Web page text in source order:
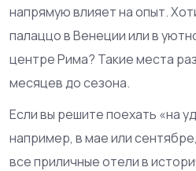
напрямую влияет на опыт.
палаццо в Венеции или в
центре Рима? Такие места
месяцев до сезона.
Если вы решите поехать «на
например, в мае или
все приличные отели в